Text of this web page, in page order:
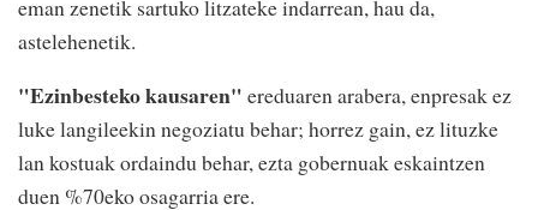
eman zenetik sartuko litzateke indarrean, hau da,
astelehenetik.
"Ezinbesteko kausaren" ereduaren arabera, enpresak ez
luke langileekin negoziatu behar; horrez gain, ez lituzke
lan kostuak ordaindu behar, ezta gobernuak eskaintzen
duen %70eko osagarria ere.